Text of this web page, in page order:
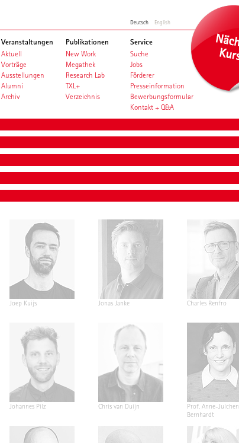
Deutsch English
Veranstaltungen
Aktuell
Vorträge
Ausstellungen
Alumni
Archiv
Publikationen
New Work
Megathek
Research Lab
TXL+
Verzeichnis
Service
Suche
Jobs
Förderer
Presseinformation
Bewerbungsformular
Kontakt + Q&A
Joep Kuijs Jonas Janke Charles Renfro
Johannes Pilz Chris van Duijn
Prof. Anne-Julchen
Bernhardt